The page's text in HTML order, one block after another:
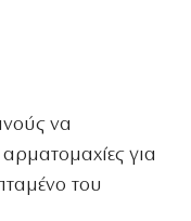
να
αρματομαχίες για
του